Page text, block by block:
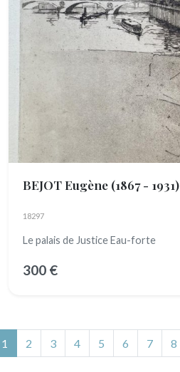
BEJOT Eugène (1867 - 1931)
18297
Le palais de Justice Eau-forte
300 €
1 (actuel)
2 3 4 5 6 7 8